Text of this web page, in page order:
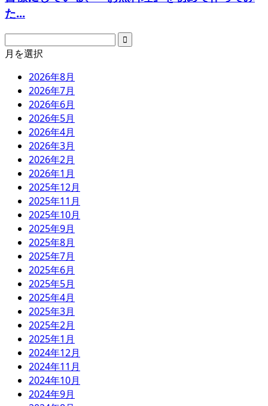
た...
月を選択
2026年8月
2026年7月
2026年6月
2026年5月
2026年4月
2026年3月
2026年2月
2026年1月
2025年12月
2025年11月
2025年10月
2025年9月
2025年8月
2025年7月
2025年6月
2025年5月
2025年4月
2025年3月
2025年2月
2025年1月
2024年12月
2024年11月
2024年10月
2024年9月